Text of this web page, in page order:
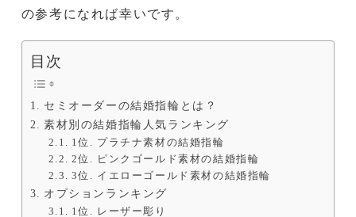
の参考になれば幸いです。
目次
セミオーダーの結婚指輪とは？
素材別の結婚指輪人気ランキング
1位. プラチナ素材の結婚指輪
2位. ピンクゴールド素材の結婚指輪
3位. イエローゴールド素材の結婚指輪
オプションランキング
1位. レーザー彫り